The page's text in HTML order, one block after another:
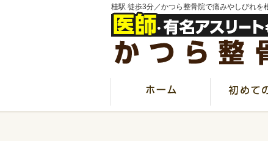
桂駅 徒歩3分／かつら整骨院で痛みやしびれを